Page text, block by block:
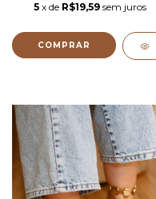
5 x de R$19,59 sem juros
COMPRAR